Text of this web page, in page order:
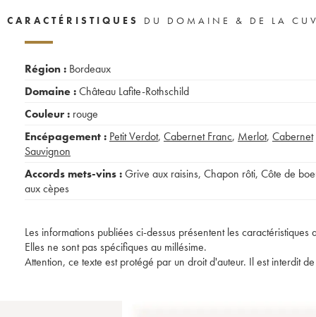
CARACTÉRISTIQUES DU DOMAINE & DE LA
Région : Bordeaux
Domaine :Château Lafite-Rothschild
Couleur : rouge
Encépagement : Petit Verdot, Cabernet Franc, Merlot, Cabernet
Sauvignon
Accords mets-vins :Grive aux raisins, Chapon rôti, Côte de
aux cèpes
Les informations publiées ci-dessus présentent les caractéristiques
Elles ne sont pas spécifiques au millésime.
Attention, ce texte est protégé par un droit d'auteur. Il est interdit